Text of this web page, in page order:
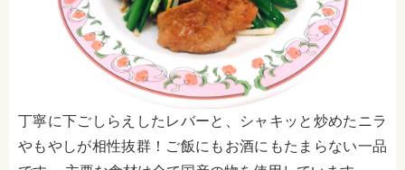
丁寧に下ごしらえしたレバーと、シャキッと炒めたニラ
やもやしが相性抜群！ご飯にもお酒にもたまらない一品